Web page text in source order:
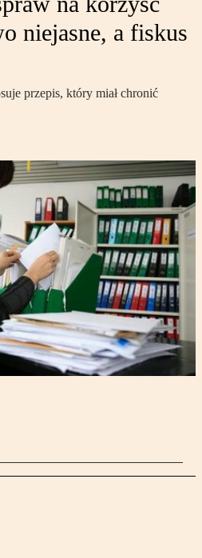
niejasne, a fiskus
przepis, który miał chronić